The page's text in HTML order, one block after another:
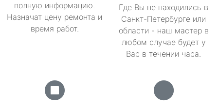
полную информацию.
Назначат цену ремонта и
время работ.
Где Вы не находились в
Санкт-Петербурге или
области - наш мастер в
любом случае будет у
Вас в течении часа.